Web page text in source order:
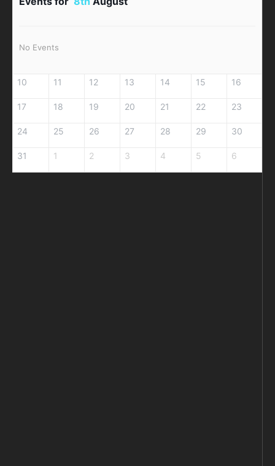
No Events
10 11 12 13 14 15 16
17 18 19 20 21 22 23
24 25 26 27 28 29 30
31 1 2 3 4 5 6